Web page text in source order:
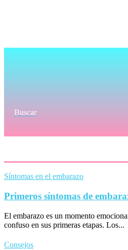
Buscar
Síntomas en el embarazo
Primeros síntomas de
El embarazo es un momento
confuso en sus primeras etapas. Los...
Consejos